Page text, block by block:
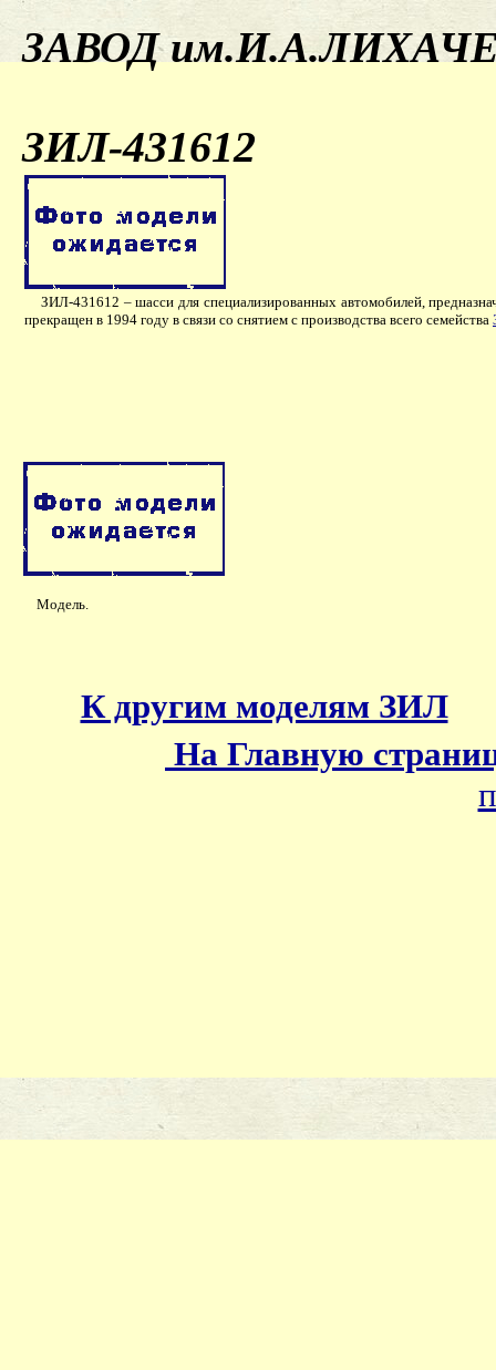
ЗАВОД
ЗИЛ-431612
ЗИЛ-431612 – шасси для специализированных автомобилей,
прекращен в 1994 году в связи со снятием с производства всего семейства
Модель.
К другим моделям ЗИЛ
На Главную